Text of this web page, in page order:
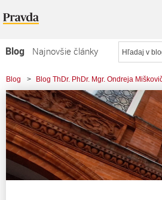
Blog
Najnovšie články
Najčítanejšie články
Najkomentovanejšie články
Zoznam blogov
Komerčné blogy
Blog > Blog ThDr. PhDr. Mgr. Ondreja